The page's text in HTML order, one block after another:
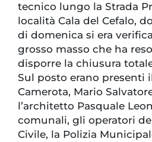
tecnico lungo la Strada
località Cala del Cefalo,
di domenica si era
grosso masso che ha
disporre la chiusura
Sul posto erano presenti
Camerota, Mario
l’architetto Pasquale
comunali, gli operatori
Civile, la Polizia